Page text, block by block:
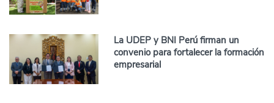
La UDEP y BNI Perú firman un
convenio para fortalecer la formación
empresarial